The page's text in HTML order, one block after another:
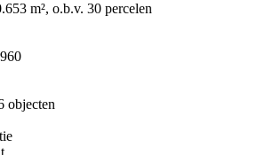
m², o.b.v. 30 percelen
objecten